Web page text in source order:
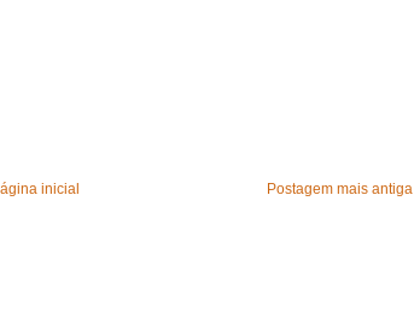
Postagem mais antiga
inicial